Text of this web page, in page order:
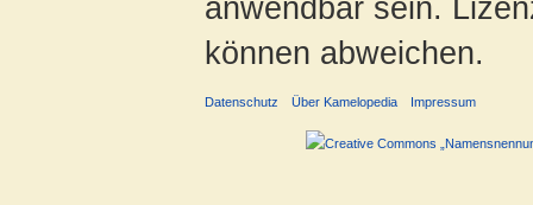
anwendbar sein.
können abweichen.
Datenschutz Über Kamelopedia Impressum